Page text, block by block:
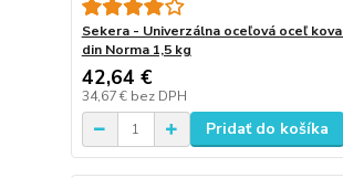
Sekera - Univerzálna oceľová oceľ
din Norma 1,5 kg
42,64 €
34,67 € bez DPH
Pridať do košíka